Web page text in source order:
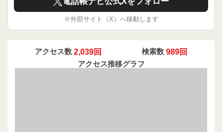
※外部サイト（X）へ移動します
アクセス数 2,039回 検索数 989回
アクセス推移グラフ